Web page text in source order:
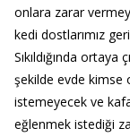
onlara zarar
kedi dostlarımız
Sıkıldığında
şekilde evde kimse
istemeyecek ve
eğlenmek istediği